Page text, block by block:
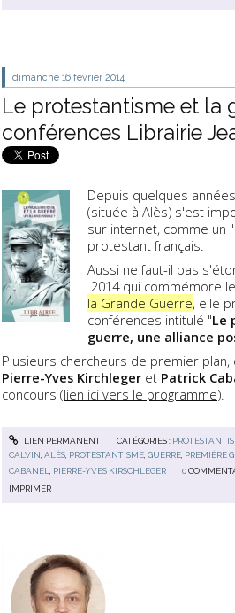
dimanche 16 février 2014
Le protestantisme et la
conférences Librairie
Depuis quelques
(située à Alès) s'est
sur internet, comme un
protestant français.
Aussi ne faut-il pas
2014 qui commémore
la Grande Guerre, elle
conférences intitulé "Le
guerre, une alliance
Plusieurs chercheurs de premier
Pierre-Yves Kirchleger et Patrick
concours (lien ici vers le programme).
LIEN PERMANENT CATÉGORIES :
CALVIN ,ALÈS PROTESTANTISME ,GUERRE PREMIÈRE
CABANEL, PIERRE-YVES KIRSCHLEGER 0
IMPRIMER